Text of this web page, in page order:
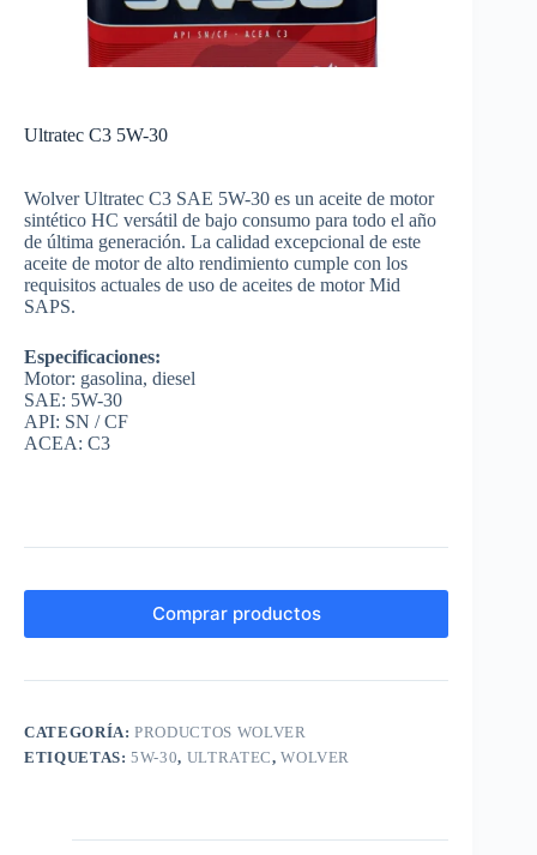
Ultratec C3 5W-30
Wolver Ultratec C3 SAE 5W-30 es un aceite de motor
sintético HC versátil de bajo consumo para todo el año
de última generación. La calidad excepcional de este
aceite de motor de alto rendimiento cumple con los
requisitos actuales de uso de aceites de motor Mid
SAPS.
Especificaciones:
Motor: gasolina, diesel
SAE: 5W-30
API: SN / CF
ACEA: C3
Comprar productos
CATEGORÍA:PRODUCTOS WOLVER
ETIQUETAS:5W-30, ULTRATEC,WOLVER